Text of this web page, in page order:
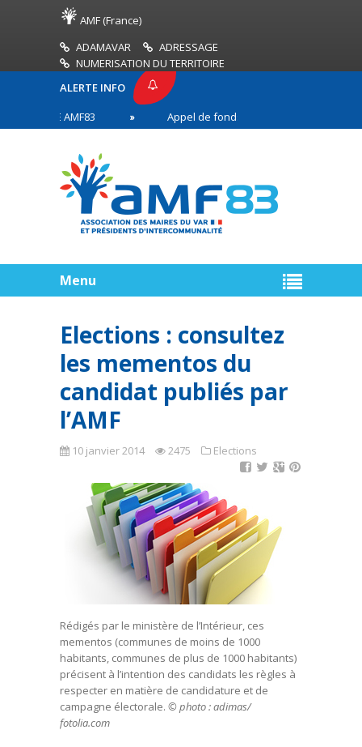
AMF (France)
ADAMAVAR
ADRESSAGE
NUMERISATION DU TERRITOIRE
ALERTE INFO
AMF83
Appel de fonds incendies de forêt
en première ligne
Menu
Elections : consultez
les mementos du
candidat publiés par
l’AMF
10 janvier 2014 2475 Elections
Rédigés par le ministère de l’Intérieur, ces
mementos (communes de moins de 1000
habitants, communes de plus de 1000 habitants)
précisent à l’intention des candidats les règles à
respecter en matière de candidature et de
campagne électorale. © photo : adimas/
fotolia.com